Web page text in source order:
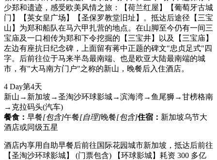
少郑和遗迹，感受欧美风情之旅：【荷兰红屋】【葡萄牙古城
门】【英女皇广场】【圣保罗教堂旧址】。抵达后途径【三宝
山】为郑和船队在马六甲扎营的地点。在山脚至今仍有一间三
宝庙及一口相传为郑和下令挖掘的【三宝井】以及【三宝庙】
左边有座抗日纪念碑，上面留有蒋中正题的碑文"忠贞足式"四
字。后前往位于马来半岛最南端、也是欧亚大陆最南端的城
市，有"大马南方门户"之称的新山，晚餐后入住酒店。
4 Day第4天
新山→新加坡→圣淘沙环球影城→滨海湾→鱼尾狮→甘榜格南
→克拉码头(汽车)
餐食： 早餐[包含]午餐[自理]晚餐[包含]住宿： 新加坡乌节大
酒店或同级五星
酒店内享用自助早餐后前往国际花园城市新加坡，抵达后前往
【圣淘沙环球影城】 (门票包含) 【环球影城】耗资 300 多亿